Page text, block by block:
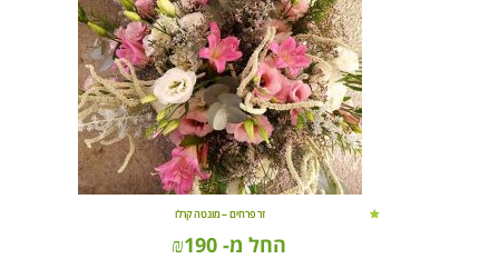
זר פרחים – מונטה קרלו
החל מ- ₪190